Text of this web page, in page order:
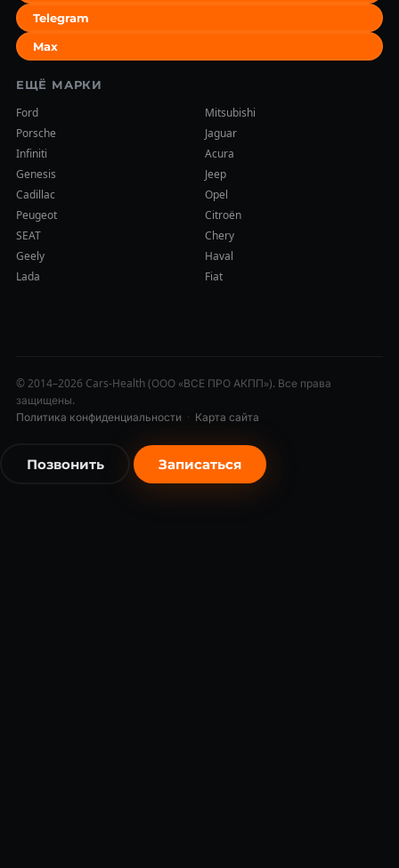
Telegram
Max
ЕЩЁ МАРКИ
Ford
Mitsubishi
Porsche
Jaguar
Infiniti
Acura
Genesis
Jeep
Cadillac
Opel
Peugeot
Citroën
SEAT
Chery
Geely
Haval
Lada
Fiat
© 2014–2026 Cars-Health (ООО «ВСЕ ПРО АКПП»). Все права
защищены.
Политика конфиденциальности · Карта сайта
Позвонить Записаться